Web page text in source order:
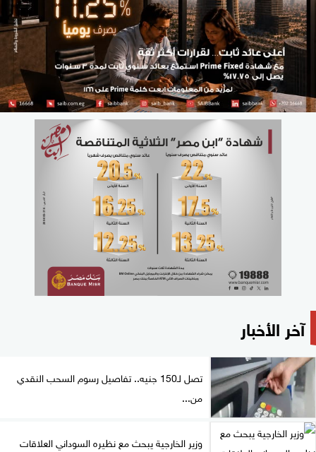
آخر الأخبار
تصل لـ150 جنيه.. تفاصيل رسوم السحب النقدي
من...
وزير الخارجية يبحث مع نظيره السوداني العلاقات